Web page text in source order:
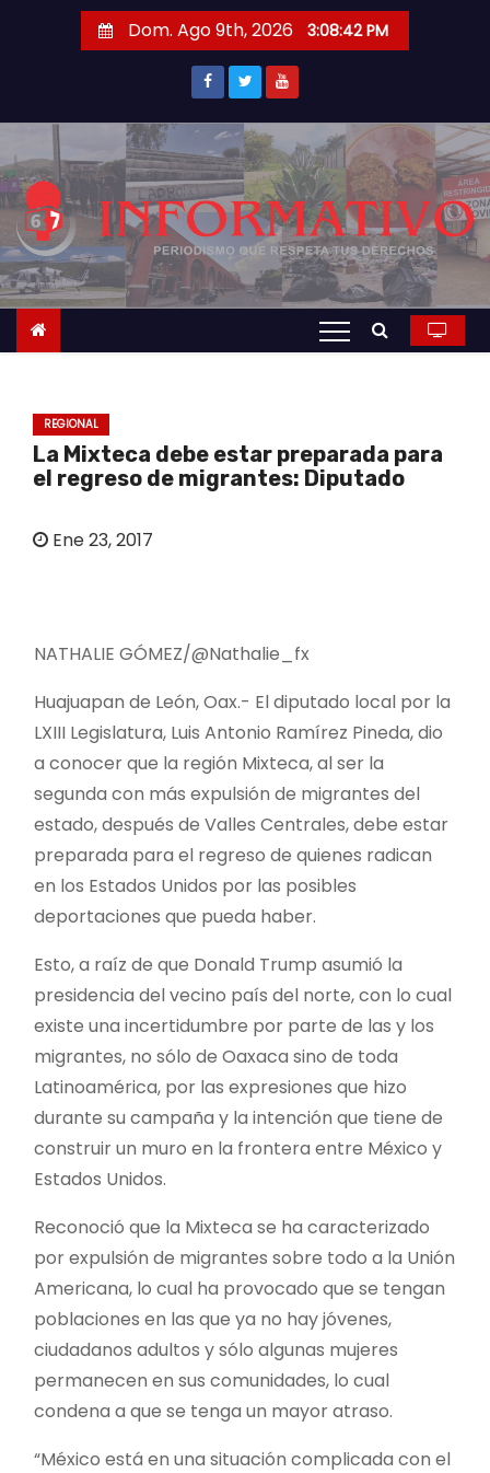
r
a
c
o
t
Dom. Ago 9th, 2026 3:08:43 PM
REGIONAL
La Mixteca debe estar preparada para
el regreso de migrantes: Diputado
Ene 23, 2017
NATHALIE GÓMEZ/@Nathalie_fx
Huajuapan de León, Oax.- El diputado local por la
LXIII Legislatura, Luis Antonio Ramírez Pineda, dio
a conocer que la región Mixteca, al ser la
segunda con más expulsión de migrantes del
estado, después de Valles Centrales, debe estar
preparada para el regreso de quienes radican
en los Estados Unidos por las posibles
deportaciones que pueda haber.
Esto, a raíz de que Donald Trump asumió la
presidencia del vecino país del norte, con lo cual
existe una incertidumbre por parte de las y los
migrantes, no sólo de Oaxaca sino de toda
Latinoamérica, por las expresiones que hizo
durante su campaña y la intención que tiene de
construir un muro en la frontera entre México y
Estados Unidos.
Reconoció que la Mixteca se ha caracterizado
por expulsión de migrantes sobre todo a la Unión
Americana, lo cual ha provocado que se tengan
poblaciones en las que ya no hay jóvenes,
ciudadanos adultos y sólo algunas mujeres
permanecen en sus comunidades, lo cual
condena a que se tenga un mayor atraso.
“México está en una situación complicada con el